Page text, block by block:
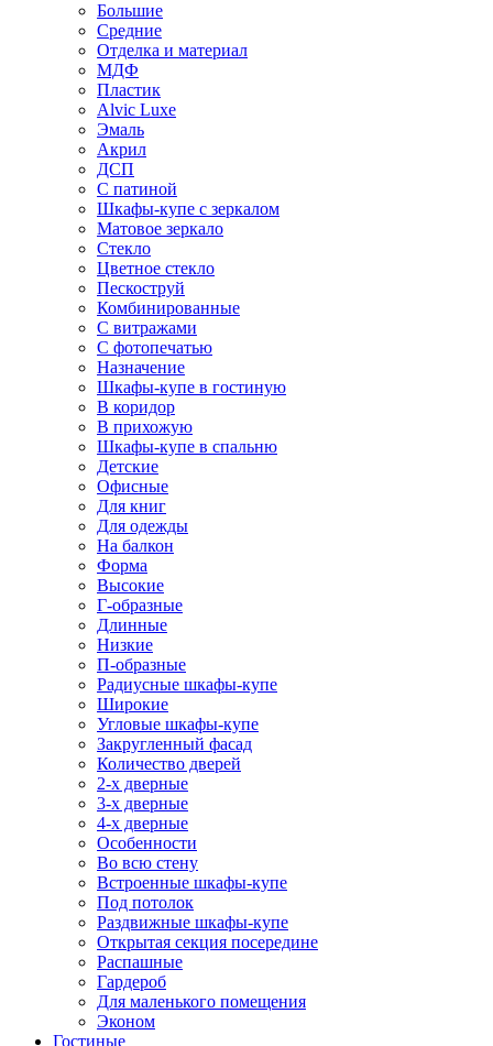
Большие
Средние
Отделка и материал
МДФ
Пластик
Alvic Luxe
Эмаль
Акрил
ДСП
С патиной
Шкафы-купе с зеркалом
Матовое зеркало
Стекло
Цветное стекло
Пескоструй
Комбинированные
С витражами
С фотопечатью
Назначение
Шкафы-купе в гостиную
В коридор
В прихожую
Шкафы-купе в спальню
Детские
Офисные
Для книг
Для одежды
На балкон
Форма
Высокие
Г-образные
Длинные
Низкие
П-образные
Радиусные шкафы-купе
Широкие
Угловые шкафы-купе
Закругленный фасад
Количество дверей
2-х дверные
3-х дверные
4-х дверные
Особенности
Во всю стену
Встроенные шкафы-купе
Под потолок
Раздвижные шкафы-купе
Открытая секция посередине
Распашные
Гардероб
Для маленького помещения
Эконом
Гостиные